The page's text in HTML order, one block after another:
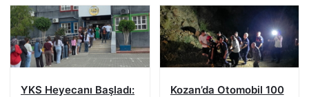
YKS Heyecanı Başladı:
Kozan’da Otomobil 100